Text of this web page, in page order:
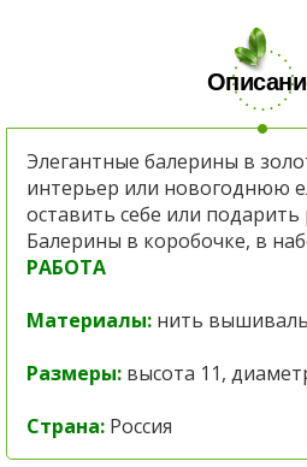
Элегантные балерины в
интерьер или новогоднюю
оставить себе или
Балерины в коробочке, в
РАБОТА
Материалы: нить
Размеры: высота 11,
Страна: Россия